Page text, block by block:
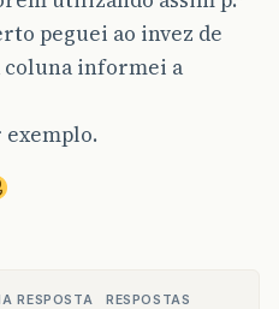
peguei ao invez de
coluna informei a
RESPOSTA RESPOSTAS